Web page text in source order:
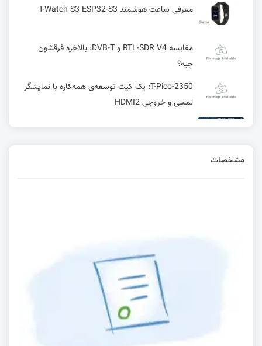
معرفی ساعت هوشمند T-Watch S3 ESP32-S3
مقایسه RTL-SDR V4 و DVB-T: بالاخره فرقشون
چیه؟
T-Pico-2350: یک کیت توسعه‌ی همه‌کاره با نمایشگر
لمسی و خروجی HDMI2
مشخصات